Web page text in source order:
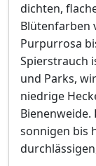
dichten,
Blütenfarben
Purpurrosa
Spierstrauch
und Parks,
niedrige
sonnigen bis